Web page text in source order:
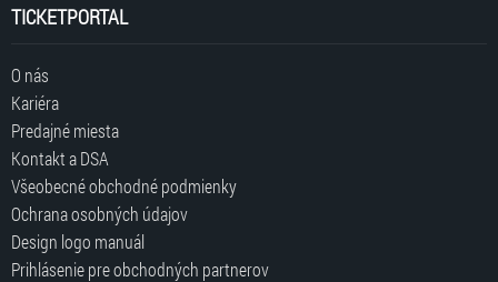
TICKETPORTAL
O nás
Kariéra
Predajné miesta
Kontakt a DSA
Všeobecné obchodné podmienky
Ochrana osobných údajov
Design logo manuál
Prihlásenie pre obchodných partnerov